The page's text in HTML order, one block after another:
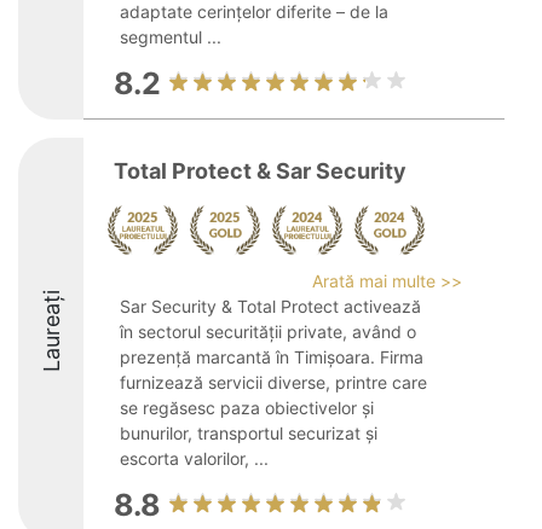
adaptate cerințelor diferite – de la
segmentul ...
8.2
Laureați
Total Protect & Sar Security
Arată mai multe >>
Sar Security & Total Protect activează
în sectorul securității private, având o
prezență marcantă în Timișoara. Firma
furnizează servicii diverse, printre care
se regăsesc paza obiectivelor și
bunurilor, transportul securizat și
escorta valorilor, ...
8.8